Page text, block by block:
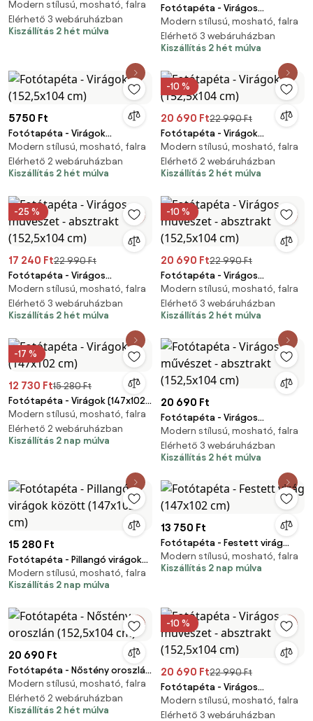
Modern stílusú, mosható, falra
Elérhető 3 webáruházban
Kiszállítás 2 hét múlva
Fotótapéta - Virágos
művészet - absztrakt
(152,5x104 cm)
Modern stílusú, mosható, falra
Elérhető 3 webáruházban
Kiszállítás 2 hét múlva
5750 Ft
Fotótapéta - Virágok
(152,5x104 cm)
Modern stílusú, mosható, falra
Elérhető 2 webáruházban
Kiszállítás 2 hét múlva
-10 %
20 690 Ft22 990 Ft
Fotótapéta - Virágok
(152,5x104 cm)
Modern stílusú, mosható, falra
Elérhető 2 webáruházban
Kiszállítás 2 hét múlva
-25 %
17 240 Ft22 990 Ft
Fotótapéta - Virágos
művészet - absztrakt
(152,5x104 cm)
Modern stílusú, mosható, falra
Elérhető 3 webáruházban
Kiszállítás 2 hét múlva
-10 %
20 690 Ft22 990 Ft
Fotótapéta - Virágos
művészet - absztrakt
(152,5x104 cm)
Modern stílusú, mosható, falra
Elérhető 3 webáruházban
Kiszállítás 2 hét múlva
-17 %
12 730 Ft15 280 Ft
Fotótapéta - Virágok (147x102
cm)
Modern stílusú, mosható, falra
Elérhető 2 webáruházban
Kiszállítás 2 nap múlva
20 690 Ft
Fotótapéta - Virágos
művészet - absztrakt
(152,5x104 cm)
Modern stílusú, mosható, falra
Elérhető 3 webáruházban
Kiszállítás 2 hét múlva
15 280 Ft
Fotótapéta - Pillangó virágok
között (147x102 cm)
Modern stílusú, mosható, falra
Kiszállítás 2 nap múlva
13 750 Ft
Fotótapéta - Festett virág
(147x102 cm)
Modern stílusú, mosható, falra
Kiszállítás 2 nap múlva
20 690 Ft
Fotótapéta - Nőstény oroszlán
(152,5x104 cm)
Modern stílusú, mosható, falra
Elérhető 2 webáruházban
Kiszállítás 2 hét múlva
-10 %
20 690 Ft22 990 Ft
Fotótapéta - Virágos
művészet - absztrakt
(152,5x104 cm)
Modern stílusú, mosható, falra
Elérhető 3 webáruházban